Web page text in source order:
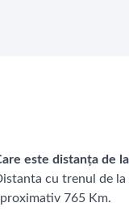
este distanța de
cu trenul de la
765 Km.